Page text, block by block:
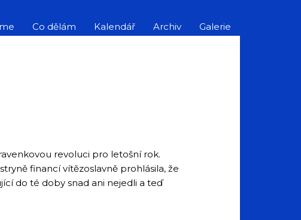
Co dělám Kalendář Archiv Galerie
revoluci pro letošní rok.
financí vítězoslavně prohlásila, že
do té doby snad ani nejedli a teď